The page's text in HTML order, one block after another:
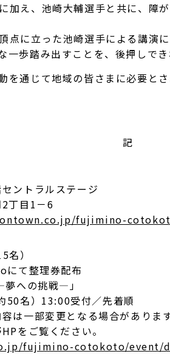
え、池崎大輔選手と共に、障
に立った池崎選手による講演
歩踏み出すことを、後押しでき
通じて地域の皆さまに必要と
記
ントラルステージ
丁目1－6
fujimino-
）
て整理券配布
への挑戦―」
名）13:00受付／先着順
は一部変更となる場合がありま
をご覧ください。
fujimino-cotokoto/event/